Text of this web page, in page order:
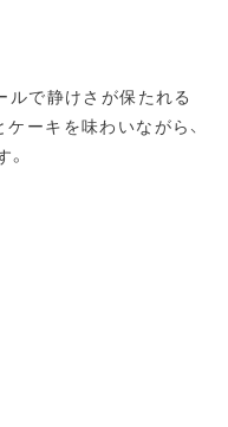
ルで静けさが保たれる
ーキを味わいながら、